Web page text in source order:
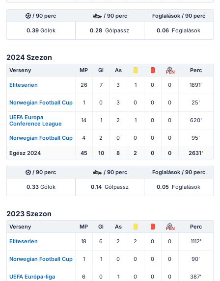
/ 90 perc / 90 perc Foglalások / 90 perc
0.39Gólok 0.28 Gólpassz 0.06 Foglalások
2024 Szezon
Verseny MP Gl As PEN Perc
Eliteserien 26 7 3 1 0 0 1891'
Norwegian Football Cup 1 0 3 0 0 0 25'
UEFA Europa
Conference League
14 1 2 1 0 0 620'
Norwegian Football Cup 4 2 0 0 0 0 95'
Egész 2024 45 10 8 2 0 0 2631'
/ 90 perc / 90 perc Foglalások / 90 perc
0.33Gólok 0.14 Gólpassz 0.05 Foglalások
2023 Szezon
Verseny MP Gl As PEN Perc
Eliteserien 18 6 2 2 0 0 1112'
Norwegian Football Cup 1 1 0 0 0 0 90'
UEFA Európa-liga 6 0 1 0 0 0 387'